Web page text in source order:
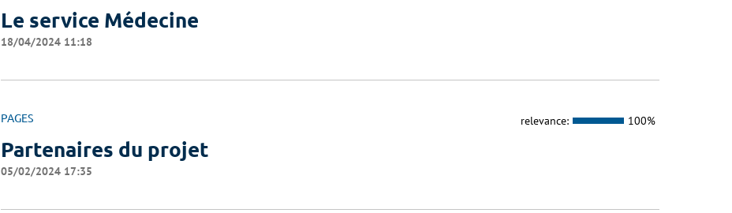
Le service Médecine
18/04/2024 11:18
PAGES relevance: 100%
Partenaires du projet
05/02/2024 17:35